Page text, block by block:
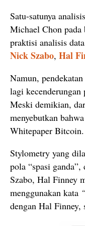
Satu-satunya
Michael Chon
praktisi analisis
Nick Szabo, Hal
Namun,
lagi
Meski demikian,
menyebutkan
Whitepaper Bitcoin.
Stylometry yang
pola “spasi
Szabo, Hal Finney
menggunakan kata
dengan Hal Finney,